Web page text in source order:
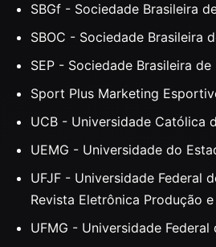
SBGf - Sociedade Brasileira
SBOC - Sociedade Brasileira
SEP - Sociedade Brasileira
Sport Plus Marketing
UCB - Universidade Católica
UEMG - Universidade do
UFJF - Universidade Federal
Revista Eletrônica Produção
UFMG - Universidade Federal